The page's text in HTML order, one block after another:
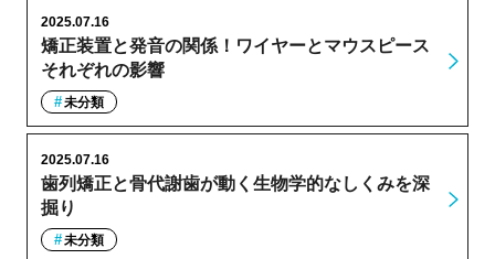
矯正装置と発音の関係！ワイヤーとマウスピース
それぞれの影響
2025.07.16
未分類
歯列矯正と骨代謝歯が動く生物学的なしくみを深
掘り
2025.07.16
未分類